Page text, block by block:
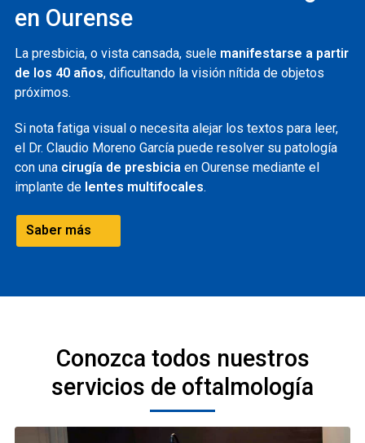
en Ourense
La presbicia, o vista cansada, suele manifestarse a partir
de los 40 años, dificultando la visión nítida de objetos
próximos.
Si nota fatiga visual o necesita alejar los textos para leer,
el Dr. Claudio Moreno García puede resolver su patología
con una cirugía de presbiciaen Ourense mediante el
implante de lentes multifocales.
Saber más
Conozca todos nuestros
servicios de oftalmología